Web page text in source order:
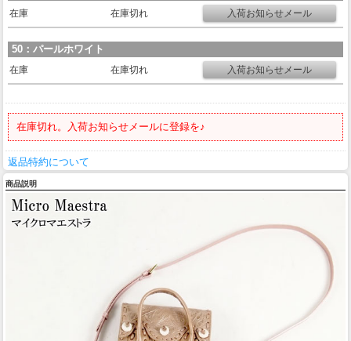
在庫 在庫切れ
50：パールホワイト
在庫 在庫切れ
在庫切れ。入荷お知らせメールに登録を♪
返品特約について
商品説明